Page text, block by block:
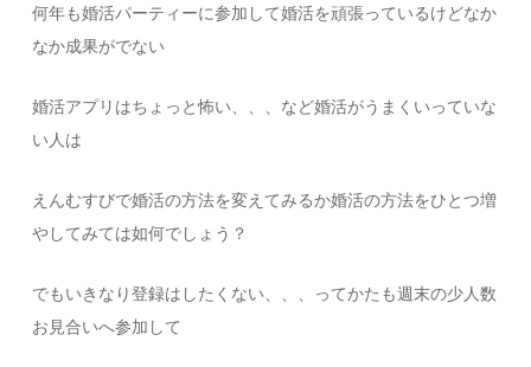
何年も婚活パーティーに参加して婚活を頑張っているけどなか
なか成果がでない
婚活アプリはちょっと怖い、、、など婚活がうまくいっていな
い人は
えんむすびで婚活の方法を変えてみるか婚活の方法をひとつ増
やしてみては如何でしょう？
でもいきなり登録はしたくない、、、ってかたも週末の少人数
お見合いへ参加して